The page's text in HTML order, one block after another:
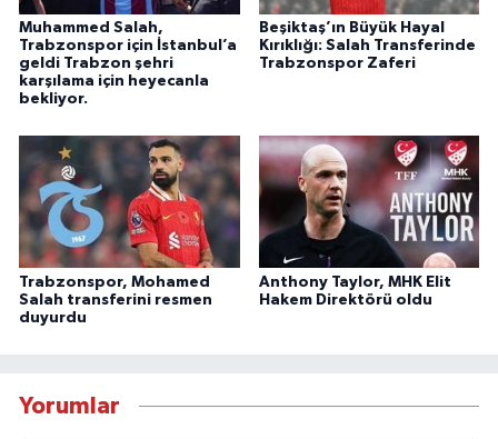
Muhammed Salah,
Trabzonspor için İstanbul’a
geldi Trabzon şehri
karşılama için heyecanla
bekliyor.
Beşiktaş’ın Büyük Hayal
Kırıklığı: Salah Transferinde
Trabzonspor Zaferi
Trabzonspor, Mohamed
Salah transferini resmen
duyurdu
Anthony Taylor, MHK Elit
Hakem Direktörü oldu
Yorumlar